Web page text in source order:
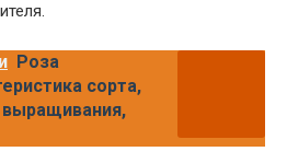
Роза
сорта,
выращивания,